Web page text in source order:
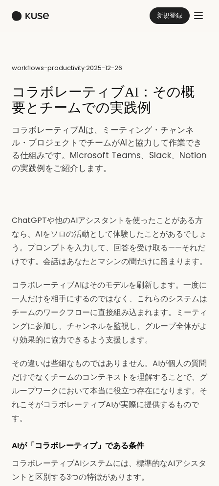
新規登録
workflows-productivity·2025-12-26
コラボレーティブAI：その概
要とチームでの実践例
コラボレーティブAIは、ミーティング・チャンネ
ル・プロジェクトでチームがAIと協力して作業でき
る仕組みです。Microsoft Teams、Slack、Notion
の実践例をご紹介します。
ChatGPTや他のAIアシスタントを使ったことがある方
なら、AIをソロの活動として体験したことがあるでしょ
う。プロンプトを入力して、回答を受け取る——それだ
けです。会話はあなたとマシンの間だけに留まります。
コラボレーティブAIはそのモデルを刷新します。一度に
一人だけを相手にするのではなく、これらのシステムは
チームのワークフローに直接組み込まれます。ミーティ
ングに参加し、チャンネルを監視し、グループ全体がよ
り効果的に協力できるよう支援します。
その違いは些細なものではありません。AIが個人の質問
だけでなくチームのコンテキストを理解することで、グ
ループワークにおいて本当に役立つ存在になります。そ
れこそがコラボレーティブAIが実際に提供するもので
す。
AIが「コラボレーティブ」である条件
コラボレーティブAIシステムには、標準的なAIアシスタ
ントと区別する3つの特徴があります。